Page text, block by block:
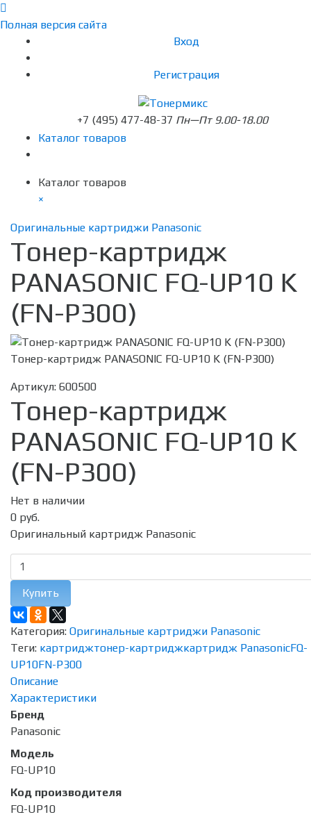
Полная версия сайта
Вход
Регистрация
+7 (495) 477-48-37 Пн—Пт 9.00-18.00
Каталог товаров
Каталог товаров
×
Оригинальные картриджи Panasonic
Тонер-картридж
PANASONIC FQ-UP10 K
(FN-P300)
Тонер-картридж PANASONIC FQ-UP10 K (FN-P300)
Артикул: 600500
Тонер-картридж
PANASONIC FQ-UP10 K
(FN-P300)
Нет в наличии
0 руб.
Оригинальный картридж Panasonic
Купить
Категория: Оригинальные картриджи Panasonic
Теги: картриджтонер-картриджкартридж PanasonicFQ-
UP10FN-P300
Описание
Характеристики
Бренд
Panasonic
Модель
FQ-UP10
Код производителя
FQ-UP10